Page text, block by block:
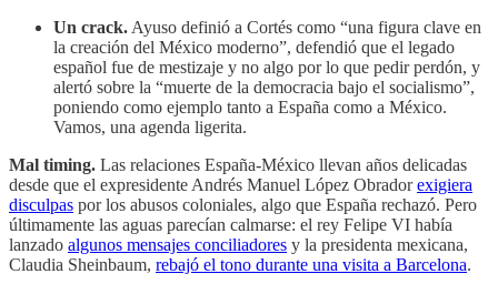
Un crack. Ayuso definió a Cortés como “una figura clave en
la creación del México moderno”, defendió que el legado
español fue de mestizaje y no algo por lo que pedir perdón, y
alertó sobre la “muerte de la democracia bajo el socialismo”,
poniendo como ejemplo tanto a España como a México.
Vamos, una agenda ligerita.
Mal timing. Las relaciones España-México llevan años delicadas
desde que el expresidente Andrés Manuel López Obradorexigiera
disculpas por los abusos coloniales, algo que España rechazó. Pero
últimamente las aguas parecían calmarse: el rey Felipe VI había
lanzado algunos mensajes conciliadores y la presidenta mexicana,
Claudia Sheinbaum, rebajó el tono durante una visita a Barcelona.